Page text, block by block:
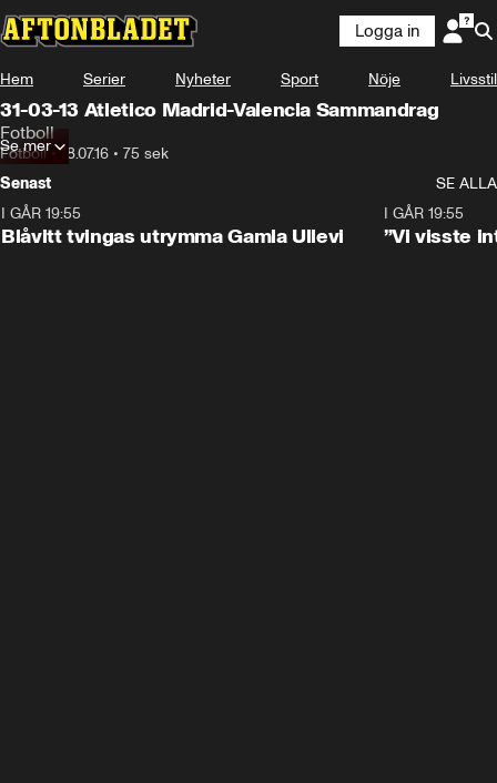
Logga in
Hem Serier Nyheter Sport Nöje Livsstil
31-03-13 Atletico Madrid-Valencia Sammandrag
Fotboll
Fotboll•18.07.16 • 75 sek
Se mer
Senast
SE ALLA
I GÅR 19:55
Blåvitt tvingas utrymma Gamla Ullevi
I GÅR 19:55
”Vi visste